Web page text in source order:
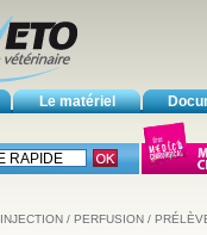
Le matériel
INJECTION / PERFUSION /